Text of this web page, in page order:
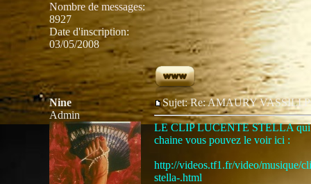
Nombre de messages:
8927
Date d'inscription:
03/05/2008
Nine
Admin
Sujet: Re: AMAURY VASSILI
LE CLIP LUCENTE STELLA qui
chaine vous pouvez le voir ici :
http://videos.tf1.fr/video/musique/
stella-.html